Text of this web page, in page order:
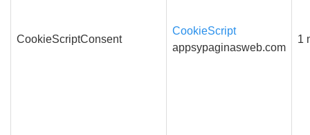
CookieScriptConsent
CookieScript
appsypaginasweb.com
1